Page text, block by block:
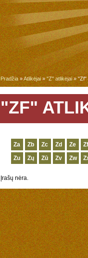
Pradžia»Atlikėjai»"Z" atlikėjai» "Zf"
"ZF"
Za Zb Zc Zd Ze Zf
Zu
Zų Zū Zv Zw
Įrašų nėra.